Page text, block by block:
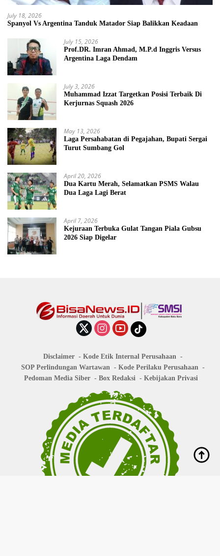
July 18, 2026
Spanyol Vs Argentina Tanduk Matador Siap Balikkan Keadaan
July 15, 2026
Prof.DR. Imran Ahmad, M.P.d Inggris Versus
Argentina Laga Dendam
July 3, 2026
Muhammad Izzat Targetkan Posisi Terbaik Di
Kerjurnas Squash 2026
May 13, 2026
Laga Persahabatan di Pegajahan, Bupati Sergai
Turut Sumbang Gol
April 20, 2026
Dua Kartu Merah, Selamatkan PSMS Walau
Dua Laga Lagi Berat
April 7, 2026
Kejuraan Terbuka Gulat Tangan Piala Gubsu
2026 Siap Digelar
Disclaimer
Kode Etik Internal Perusahaan
SOP Perlindungan Wartawan
Kode Perilaku Perusahaan
Pedoman Media Siber
Box Redaksi Kebijakan Privasi